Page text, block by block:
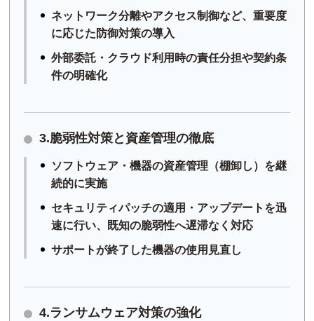
ネットワーク分離やアクセス制御など、重要度
に応じた防御対策の導入
外部委託・クラウド利用時の責任分担や契約条
件の明確化
3.脆弱性対策と資産管理の徹底
ソフトウェア・機器の資産管理（棚卸し）を継
続的に実施
セキュリティパッチの適用・アップデートを迅
速に行い、既知の脆弱性へ遅滞なく対応
サポートが終了した機器の使用見直し
4.ランサムウェア対策の強化